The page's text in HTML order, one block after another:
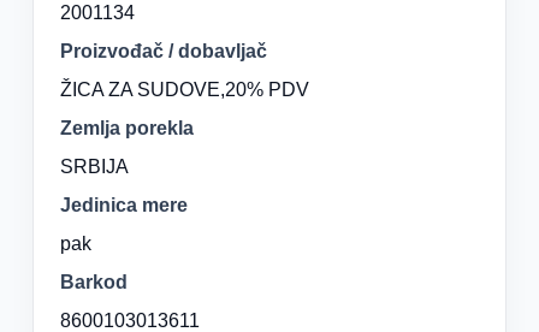
2001134
Proizvođač / dobavljač
ŽICA ZA SUDOVE,20% PDV
Zemlja porekla
SRBIJA
Jedinica mere
pak
Barkod
8600103013611